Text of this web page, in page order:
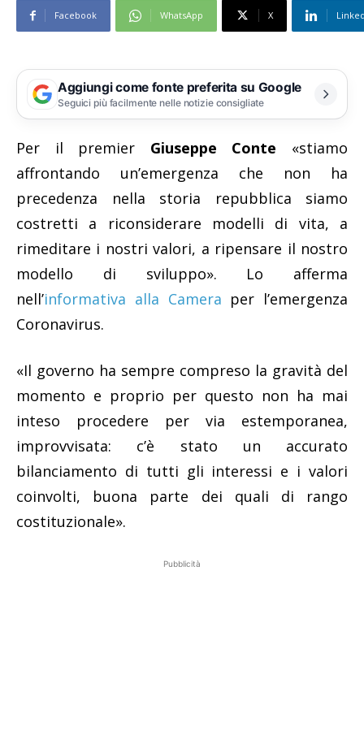
Facebook WhatsApp X
Aggiungi come fonte preferita su Google
Seguici più facilmente nelle notizie consigliate
Per il premier Giuseppe Conte «stiamo
affrontando un’emergenza che non ha
precedenza nella storia repubblica siamo
costretti a riconsiderare modelli di vita, a
rimeditare i nostri valori, a ripensare il nostro
modello di sviluppo». Lo afferma
nell’informativa alla Camera per l’emergenza
Coronavirus.
«Il governo ha sempre compreso la gravità del
momento e proprio per questo non ha mai
inteso procedere per via estemporanea,
improvvisata: c’è stato un accurato
bilanciamento di tutti gli interessi e i valori
coinvolti, buona parte dei quali di rango
costituzionale».
Pubblicità